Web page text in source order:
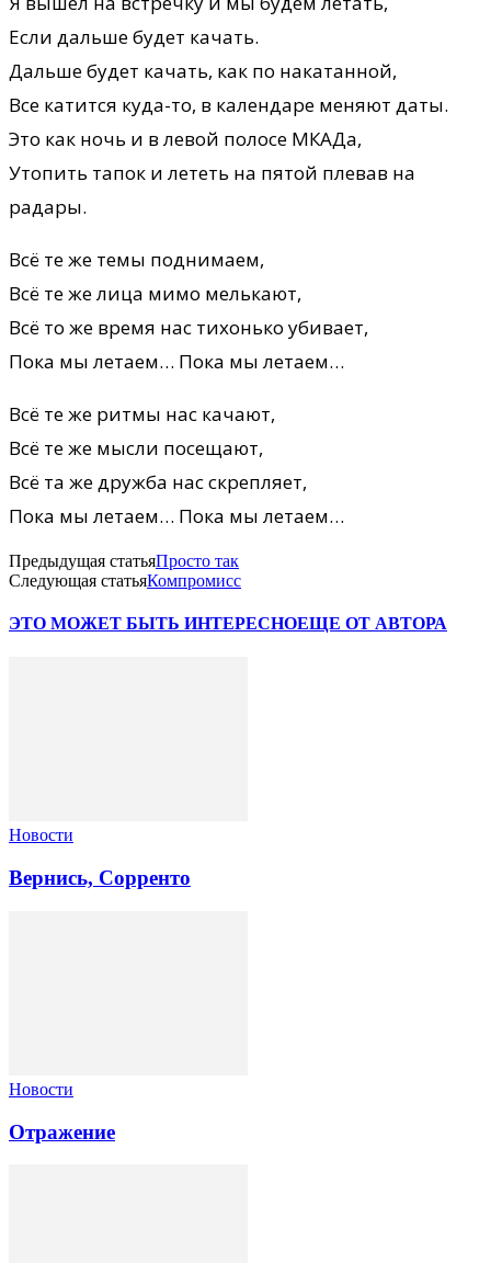
Если дальше будет качать.
Дальше будет качать, как по накатанной,
Все катится куда-то, в календаре меняют даты.
Это как ночь и в левой полосе МКАДа,
Утопить тапок и лететь на пятой плевав на
радары.
Всё те же темы поднимаем,
Всё те же лица мимо мелькают,
Всё то же время нас тихонько убивает,
Пока мы летаем… Пока мы летаем…
Всё те же ритмы нас качают,
Всё те же мысли посещают,
Всё та же дружба нас скрепляет,
Пока мы летаем… Пока мы летаем…
Предыдущая статьяПросто так
Следующая статьяКомпромисс
ЭТО МОЖЕТ БЫТЬ ИНТЕРЕСНОЕЩЕ ОТ АВТОРА
Новости
Вернись, Сорренто
Новости
Отражение